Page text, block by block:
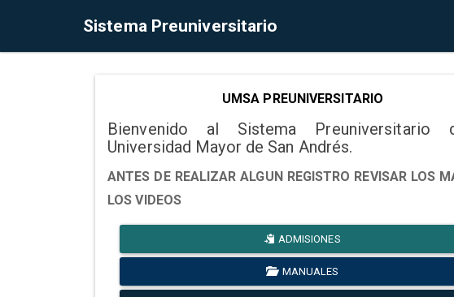
Sistema Preuniversitario
UMSA PREUNIVERSITARIO
Bienvenido al Sistema Preuniversitario
Universidad Mayor de San Andrés.
ANTES DE REALIZAR ALGUN REGISTRO REVISAR LOS
LOS VIDEOS
ADMISIONES
MANUALES